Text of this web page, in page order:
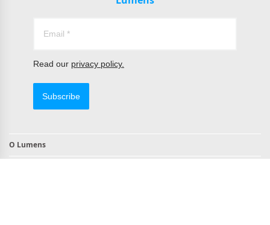
Read our privacy policy.
Subscribe
О Lumens